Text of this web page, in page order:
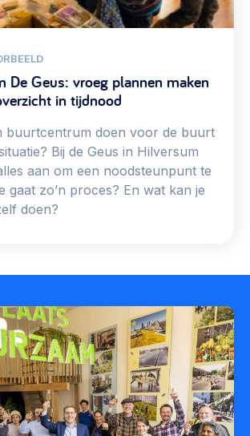
De Geus: vroeg plannen maken
in tijdnood
buurtcentrum doen voor de buurt
Bij de Geus in Hilversum
aan om een noodsteunpunt te
gaat zo’n proces? En wat kan je
doen?